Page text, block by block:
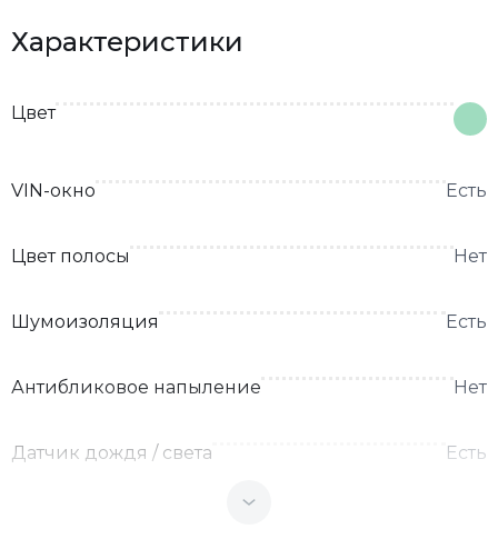
Характеристики
Цвет
VIN-окно Есть
Цвет полосы Нет
Шумоизоляция Есть
Антибликовое напыление Нет
Датчик дождя / света Есть